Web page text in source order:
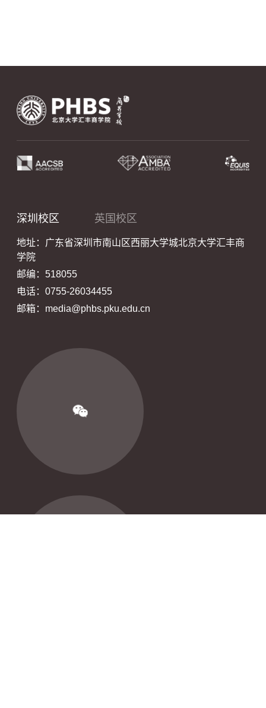
深圳校区 英国校区
地址：广东省深圳市南山区西丽大学城北京大学汇丰商
学院
邮编：518055
电话：0755-26034455
邮箱：media@phbs.pku.edu.cn